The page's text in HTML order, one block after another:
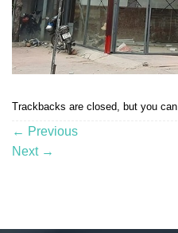
Trackbacks are closed, but you can
← Previous
Next →